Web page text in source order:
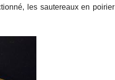
les sautereaux en poirier